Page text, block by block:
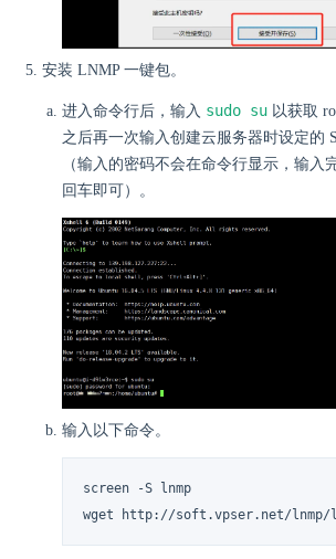
安装 LNMP 一键包。
进入命令行后，输入 sudo su 以获取
之后再一次输入创建云服务器时设定的
（输入的密码不会在命令行显示，输入
回车即可）。
输入以下命令。
screen -S lnmp
wget http://soft.vpser.net/lnmp/